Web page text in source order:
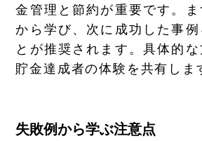
金管理と節約が重要です。ま
から学び、次に成功した事例
とが推奨されます。具体的な
貯金達成者の体験を共有しま
失敗例から学ぶ注意点